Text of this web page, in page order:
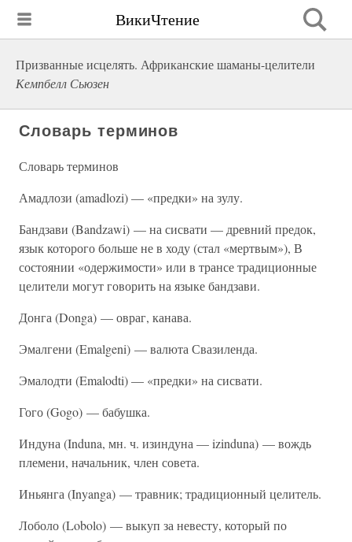
ВикиЧтение
Призванные исцелять. Африканские шаманы-целители
Кемпбелл Сьюзен
Словарь терминов
Словарь терминов
Амадлози (amadlozi) — «предки» на зулу.
Бандзави (Bandzawi) — на сисвати — древний предок,
язык которого больше не в ходу (стал «мертвым»), В
состоянии «одержимости» или в трансе традиционные
целители могут говорить на языке бандзави.
Донга (Donga) — овраг, канава.
Эмалгени (Emalgeni) — валюта Свазиленда.
Эмалодти (Emalodti) — «предки» на сисвати.
Гого (Gogo) — бабушка.
Индуна (Induna, мн. ч. изиндуна — izinduna) — вождь
племени, начальник, член совета.
Иньянга (Inyanga) — травник; традиционный целитель.
Лоболо (Lobolo) — выкуп за невесту, который по